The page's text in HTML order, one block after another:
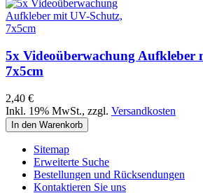
5x Videoüberwachung Aufkleber
7x5cm
2,40 €
Inkl. 19% MwSt., zzgl. Versandkosten
In den Warenkorb
Sitemap
Erweiterte Suche
Bestellungen und Rücksendungen
Kontaktieren Sie uns